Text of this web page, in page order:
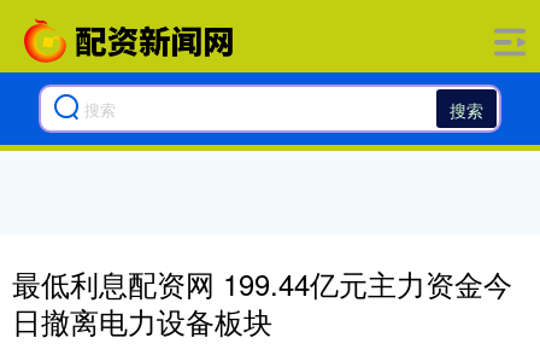
搜索
最低利息配资网 199.44亿元主力资金今
日撤离电力设备板块